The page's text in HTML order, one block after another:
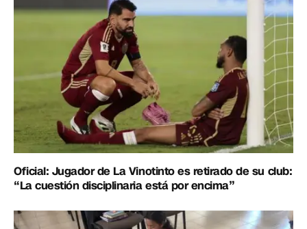
Oficial: Jugador de La Vinotinto es retirado de su club:
“La cuestión disciplinaria está por encima”